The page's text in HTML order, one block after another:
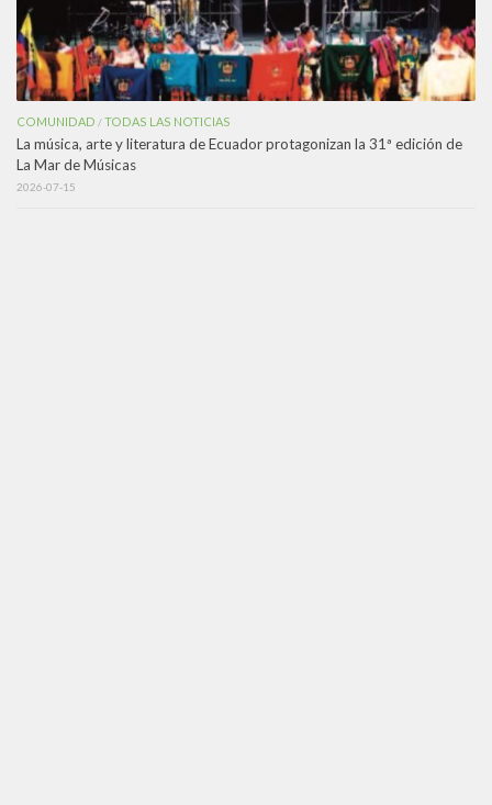
COMUNIDAD /TODAS LAS NOTICIAS
La música, arte y literatura de Ecuador protagonizan la 31ª edición de
La Mar de Músicas
2026-07-15